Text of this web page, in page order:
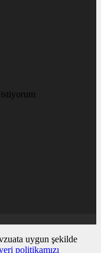
uygun şekilde
politikamızı